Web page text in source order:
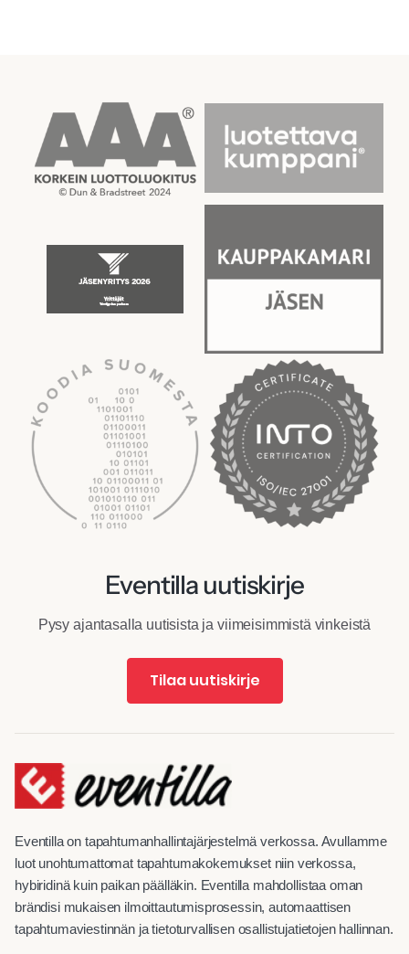
Eventilla uutiskirje
Pysy ajantasalla uutisista ja viimeisimmistä vinkeistä
Tilaa uutiskirje
Eventilla on tapahtumanhallintajärjestelmä verkossa. Avullamme
luot unohtumattomat tapahtumakokemukset niin verkossa,
hybiridinä kuin paikan päälläkin. Eventilla mahdollistaa oman
brändisi mukaisen ilmoittautumisprosessin, automaattisen
tapahtumaviestinnän ja tietoturvallisen osallistujatietojen hallinnan.